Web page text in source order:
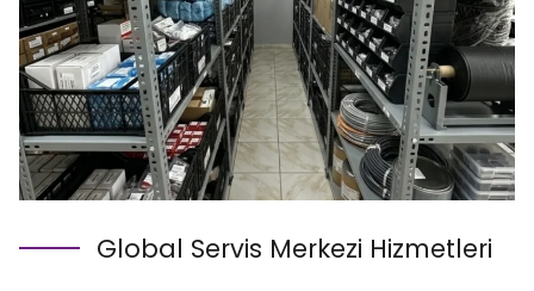
Global Servis Merkezi Hizmetleri